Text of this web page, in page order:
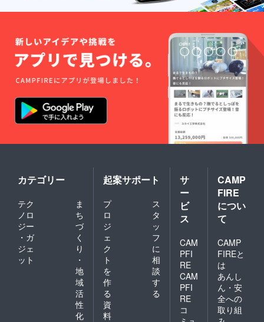
カテゴリー
テク
ノロ
ジー
・ガ
ジェ
ット
ま
ち
づ
く
り
・
地
域
活
性
化
起案サポート
プ
ロ
ジ
ェ
ク
ト
を
作
る
ス
タ
ッ
フ
に
相
談
す
る
資
料
サ
ー
ビ
ス
CAM
PFI
RE
CAM
PFI
RE
コ
CAMP
FIRE
につい
て
CAMP
FIREと
は
あんし
ん・安
全への
取り組